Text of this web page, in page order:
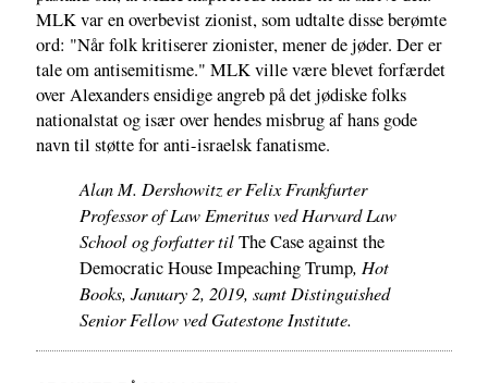
MLK var en overbevist zionist, som udtalte disse berømte
ord: "Når folk kritiserer zionister, mener de jøder. Der er
tale om antisemitisme." MLK ville være blevet forfærdet
over Alexanders ensidige angreb på det jødiske folks
nationalstat og især over hendes misbrug af hans gode
navn til støtte for anti-israelsk fanatisme.
Alan M. Dershowitz er Felix Frankfurter
Professor of Law Emeritus ved Harvard Law
School og forfatter tilThe Case against the
Democratic House Impeaching Trump, Hot
Books, January 2, 2019, samt Distinguished
Senior Fellow ved Gatestone Institute.